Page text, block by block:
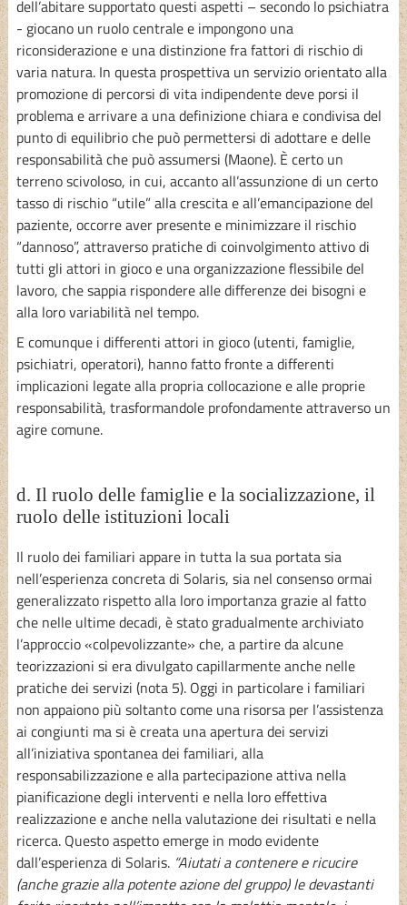
dell’abitare supportato questi aspetti – secondo lo psichiatra
- giocano un ruolo centrale e impongono una
riconsiderazione e una distinzione fra fattori di rischio di
varia natura. In questa prospettiva un servizio orientato alla
promozione di percorsi di vita indipendente deve porsi il
problema e arrivare a una definizione chiara e condivisa del
punto di equilibrio che può permettersi di adottare e delle
responsabilità che può assumersi (Maone). È certo un
terreno scivoloso, in cui, accanto all’assunzione di un certo
tasso di rischio “utile” alla crescita e all’emancipazione del
paziente, occorre aver presente e minimizzare il rischio
“dannoso”, attraverso pratiche di coinvolgimento attivo di
tutti gli attori in gioco e una organizzazione flessibile del
lavoro, che sappia rispondere alle differenze dei bisogni e
alla loro variabilità nel tempo.
E comunque i differenti attori in gioco (utenti, famiglie,
psichiatri, operatori), hanno fatto fronte a differenti
implicazioni legate alla propria collocazione e alle proprie
responsabilità, trasformandole profondamente attraverso un
agire comune.
d. Il ruolo delle famiglie e la socializzazione, il
ruolo delle istituzioni locali
Il ruolo dei familiari appare in tutta la sua portata sia
nell’esperienza concreta di Solaris, sia nel consenso ormai
generalizzato rispetto alla loro importanza grazie al fatto
che nelle ultime decadi, è stato gradualmente archiviato
l’approccio «colpevolizzante» che, a partire da alcune
teorizzazioni si era divulgato capillarmente anche nelle
pratiche dei servizi (nota 5). Oggi in particolare i familiari
non appaiono più soltanto come una risorsa per l’assistenza
ai congiunti ma si è creata una apertura dei servizi
all’iniziativa spontanea dei familiari, alla
responsabilizzazione e alla partecipazione attiva nella
pianificazione degli interventi e nella loro effettiva
realizzazione e anche nella valutazione dei risultati e nella
ricerca. Questo aspetto emerge in modo evidente
dall’esperienza di Solaris. “Aiutati a contenere e ricucire
(anche grazie alla potente azione del gruppo) le devastanti